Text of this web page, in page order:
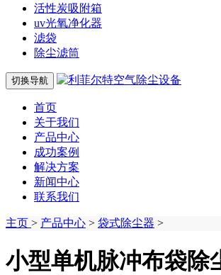
活性炭吸附箱
uv光氧净化器
滤袋
除尘滤筒
切换导航
首页
关于我们
产品中心
成功案例
解决方案
新闻中心
联系我们
主页 > 产品中心 > 袋式除尘器 >
小型单机脉冲布袋除